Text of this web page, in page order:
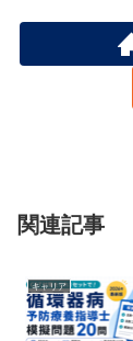
関連記事
キャリア